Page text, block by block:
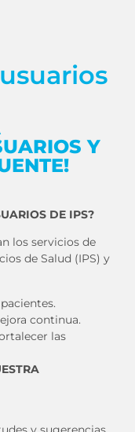
Y
DE IPS?
los servicios de
de Salud (IPS) y
continua.
las